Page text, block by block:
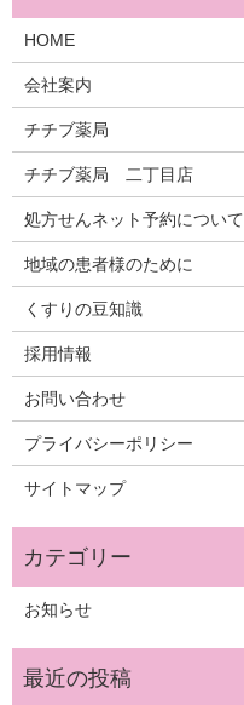
HOME
会社案内
チチブ薬局
チチブ薬局 二丁目店
処方せんネット予約について
地域の患者様のために
くすりの豆知識
採用情報
お問い合わせ
プライバシーポリシー
サイトマップ
お知らせ